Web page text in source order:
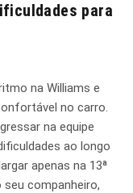
para
na Williams e
no carro.
na equipe
ao longo
apenas na 13ª
companheiro,